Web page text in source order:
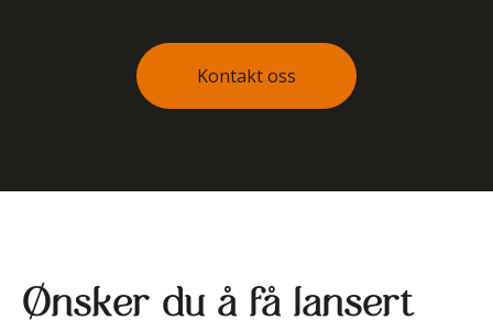
Kontakt oss
Ønsker du å få lansert